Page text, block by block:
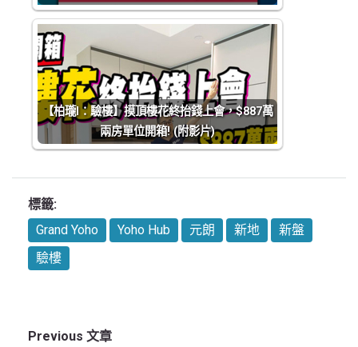
【柏瓏I：驗樓】摸頂樓花終抬錢上會，$887萬
兩房單位開箱! (附影片)
標籤:
Grand Yoho
Yoho Hub 元朗 新地
新盤
驗樓
Previous 文章